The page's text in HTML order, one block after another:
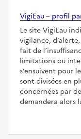
VigiEau – profil
Le site VigiEau
vigilance,
fait de
limitations ou
s’ensuivent pour
sont divisées en
concernées par
demandera alors